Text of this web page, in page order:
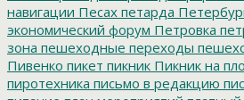
навигации Песах петарда
экономический форум Петровка
зона пешеходные переходы
Пивенко пикет пикник Пикник на
пиротехника письмо в редакцию